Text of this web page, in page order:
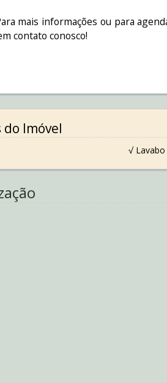
mais informações ou para
contato conosco!
Imóvel
√ Lavabo